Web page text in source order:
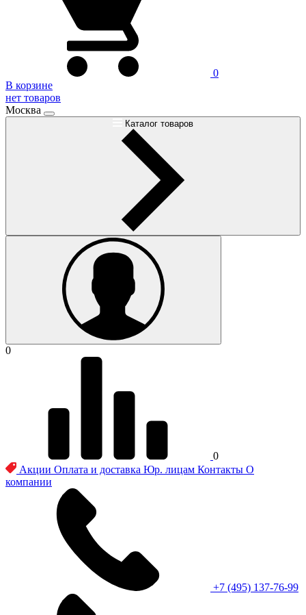
0
В корзине
нет товаров
Москва
Каталог товаров
0
0
Акции Оплата и доставка Юр. лицам Контакты О
компании
+7 (495) 137-76-99